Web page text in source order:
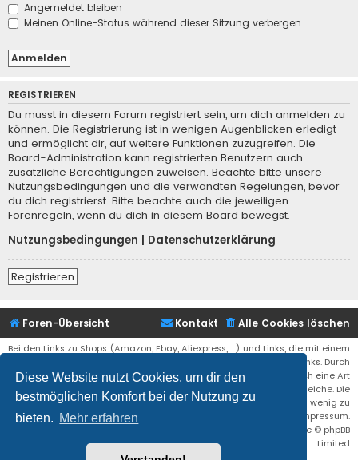
Diese Website nutzt Cookies, um dir den
bestmöglichen Komfort bei der Nutzung zu
bieten. Mehr erfahren
Angemeldet bleiben
Meinen Online-Status während dieser Sitzung verbergen
REGISTRIEREN
Du musst in diesem Forum registriert sein, um dich anmelden zu
können. Die Registrierung ist in wenigen Augenblicken erledigt
und ermöglicht dir, auf weitere Funktionen zuzugreifen. Die
Board-Administration kann registrierten Benutzern auch
zusätzliche Berechtigungen zuweisen. Beachte bitte unsere
Nutzungsbedingungen und die verwandten Regelungen, bevor
du dich registrierst. Bitte beachte auch die jeweiligen
Forenregeln, wenn du dich in diesem Board bewegst.
Nutzungsbedingungen
Datenschutzerklärung
Registrieren
Foren-Übersicht Alle Cookies löschen
Kontakt
Bei den Links zu Shops (Amazon, Ebay, Aliexpress, ...) und Links, die mit einem
Stern (*) markiert sind, kann es sich um sogenannte Affiliate Links. Durch
den Kauf eines Produktes über einen Affiliate Link erhälte ich eine Art
Umsatzbeteiligung gutgeschrieben. Für euch bleibt der Preis der gleiche. Die
Einnahmen helfen die Hostgebühren für diese Webseite ein wenig zu
reduzieren. Siehe auch das Impressum.
® Forum Software © phpBB
Limited